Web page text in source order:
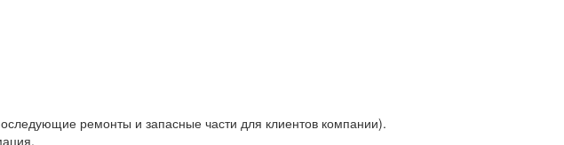
ремонты и запасные части для клиентов компании).